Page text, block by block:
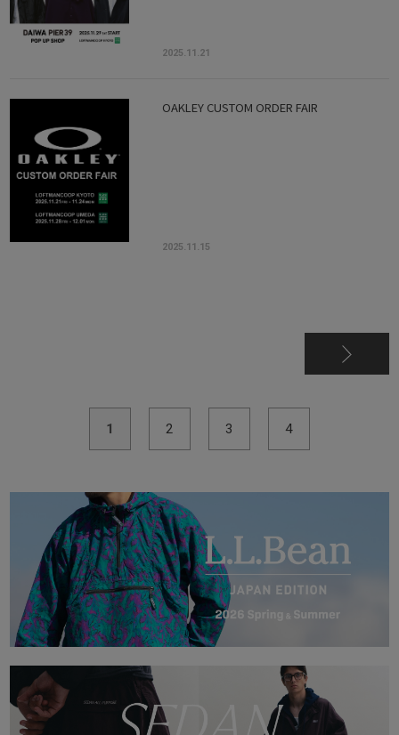
2025.11.21
OAKLEY CUSTOM ORDER FAIR
2025.11.15
1 2 3 4